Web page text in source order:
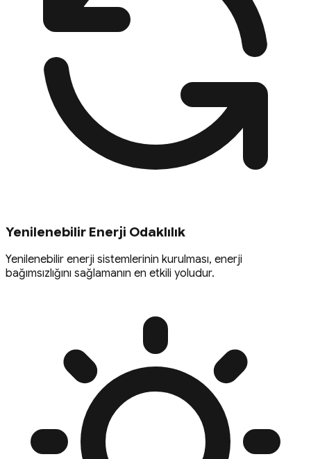
Yenilenebilir Enerji Odaklılık
Yenilenebilir enerji sistemlerinin kurulması, enerji
bağımsızlığını sağlamanın en etkili yoludur.